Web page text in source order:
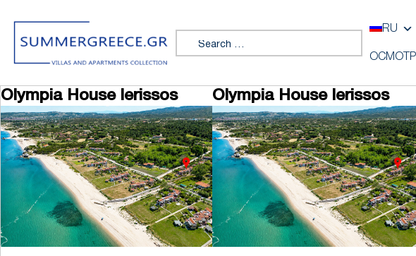
Search for:
RU
Olympia House Ierissos Olympia House Ierissos